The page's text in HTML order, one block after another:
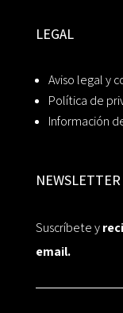
LEGAL
Aviso legal y
Política de
Información
NEWSLETTER
Suscríbete y
email.